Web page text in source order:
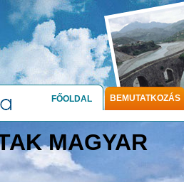
FŐOLDAL BEMUTATKOZÁS
MAGYAR